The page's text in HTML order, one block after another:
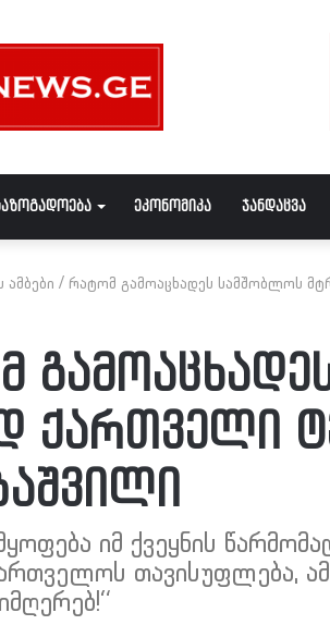
ეკონომიკა ჯანდაცვა
ამბები / რატომ გამოაცხადეს სამშობლოს
ქართველი
იმ ქვეყნის
თავისუფლება,